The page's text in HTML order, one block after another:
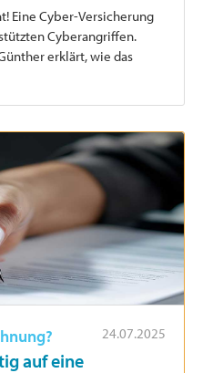
Eine Cyber-Versicherung
Cyberangriffen.
erklärt, wie das
24.07.2025
auf eine